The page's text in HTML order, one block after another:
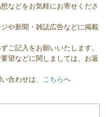
などをお気軽にお寄せくださ
や新聞・雑誌広告などに掲載
ご記入をお願いいたします。
望などに関しましては、お返
合わせは、 こちらへ